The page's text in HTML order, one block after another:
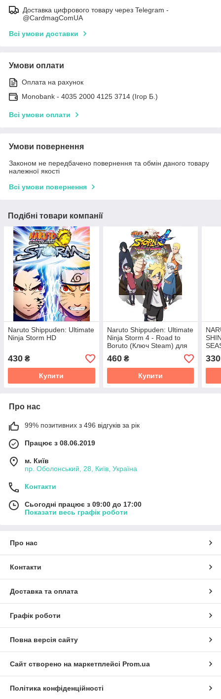
Доставка цифрового товару через Telegram -
@CardmagComUA
Всі умови доставки
Умови оплати
Оплата на рахунок
Monobank - 4035 2000 4125 3714 (Ігор Б.)
Всі умови оплати
Умови повернення
Законом не передбачено повернення та обмін даного товару
належної якості
Всі умови повернення
Подібні товари компанії
Naruto Shippuden: Ultimate
Ninja Storm HD
430 ₴
Купити
Naruto Shippuden: Ultimate
Ninja Storm 4 - Road to
Boruto (Ключ Steam) для
ПК
460₴
Купити
330
Про нас
99% позитивних з 496 відгуків за рік
Працює з 08.06.2019
м. Київ
пр. Оболонський, 28, Київ, Україна
Контакти
Сьогодні працює з 09:00 до 17:00
Показати весь графік роботи
Про нас
Контакти
Доставка та оплата
Графік роботи
Повна версія сайту
Сайт створено на маркетплейсі Prom.ua
Політика конфіденційності